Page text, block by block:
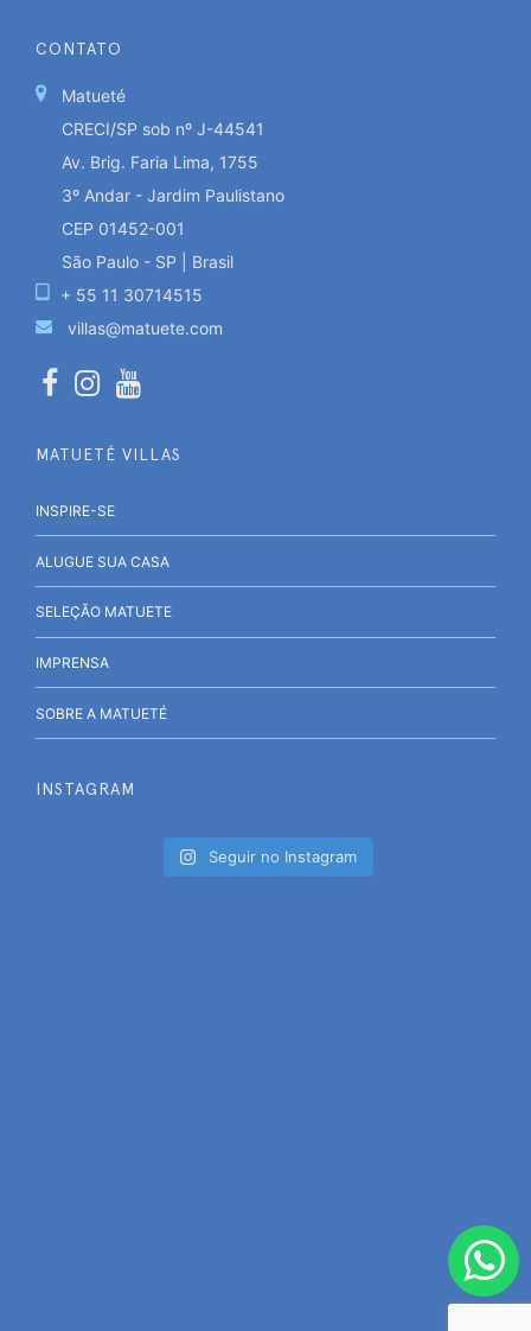
CONTATO
Matueté
CRECI/SP sob nº J-44541
Av. Brig. Faria Lima, 1755
3º Andar - Jardim Paulistano
CEP 01452-001
São Paulo - SP | Brasil
+ 55 11 30714515
villas@matuete.com
MATUETÉ VILLAS
INSPIRE-SE
ALUGUE SUA CASA
SELEÇÃO MATUETE
IMPRENSA
SOBRE A MATUETÉ
INSTAGRAM
Seguir no Instagram